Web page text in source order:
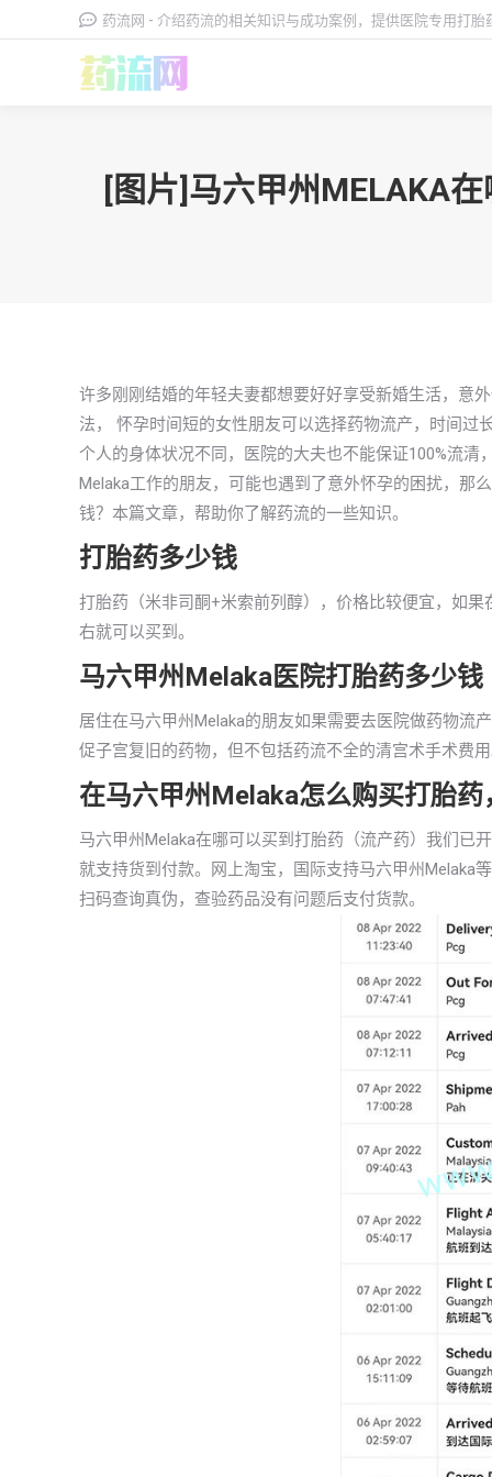
药流网 - 介绍药流的相关知识与成功案例，提供医院专用打
[图片]马六甲州MELAKA
许多刚刚结婚的年轻夫妻都想要好好享受新婚生活，意
法， 怀孕时间短的女性朋友可以选择药物流产，时间过
个人的身体状况不同，医院的大夫也不能保证100%流
Melaka工作的朋友，可能也遇到了意外怀孕的困扰，那
钱？本篇文章，帮助你了解药流的一些知识。
打胎药多少钱
打胎药（米非司酮+米索前列醇），价格比较便宜，如
右就可以买到。
马六甲州Melaka医院打胎药多少钱
居住在马六甲州Melaka的朋友如果需要去医院做药物流
促子宫复旧的药物，但不包括药流不全的清宫术手术费
在马六甲州Melaka怎么购买打胎
马六甲州Melaka在哪可以买到打胎药（流产药）我们已
就支持货到付款。网上淘宝，国际支持马六甲州Melaka
扫码查询真伪，查验药品没有问题后支付货款。